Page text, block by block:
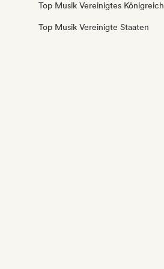
Top Musik Vereinigtes Königreich
Top Musik Vereinigte Staaten